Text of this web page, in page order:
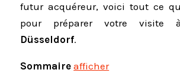
futur acquéreur, voici tout ce
pour préparer votre
Düsseldorf.
Sommaire afficher